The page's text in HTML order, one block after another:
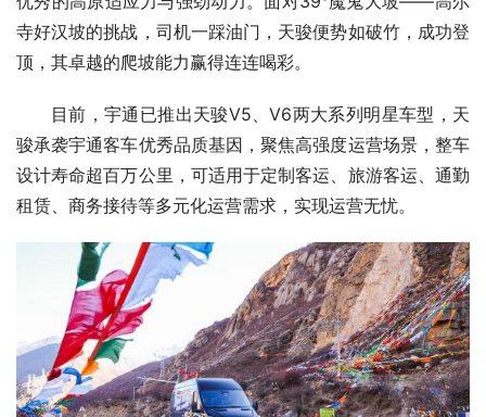
寺好汉坡的挑战，司机一踩油门，天骏便势如破竹，成功登
顶，其卓越的爬坡能力赢得连连喝彩。
目前，宇通已推出天骏V5、V6两大系列明星车型，天
骏承袭宇通客车优秀品质基因，聚焦高强度运营场景，整车
设计寿命超百万公里，可适用于定制客运、旅游客运、通勤
租赁、商务接待等多元化运营需求，实现运营无忧。